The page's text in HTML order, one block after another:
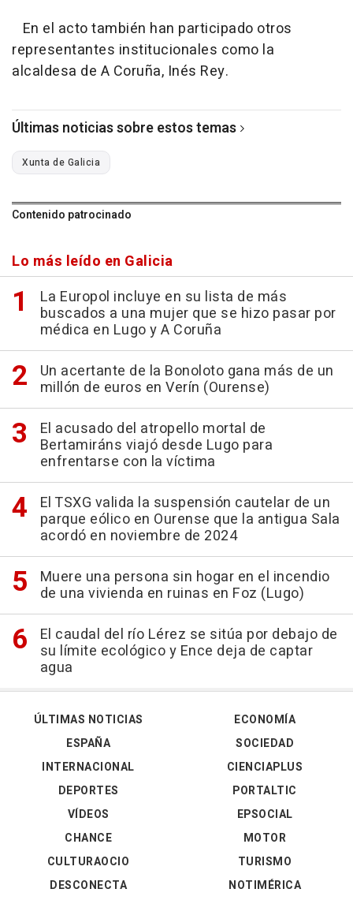
En el acto también han participado otros
representantes institucionales como la
alcaldesa de A Coruña, Inés Rey.
Últimas noticias sobre estos temas
Xunta de Galicia
Contenido patrocinado
Lo más leído en Galicia
La Europol incluye en su lista de más
buscados a una mujer que se hizo pasar por
médica en Lugo y A Coruña
Un acertante de la Bonoloto gana más de un
millón de euros en Verín (Ourense)
El acusado del atropello mortal de
Bertamiráns viajó desde Lugo para
enfrentarse con la víctima
El TSXG valida la suspensión cautelar de un
parque eólico en Ourense que la antigua Sala
acordó en noviembre de 2024
Muere una persona sin hogar en el incendio
de una vivienda en ruinas en Foz (Lugo)
El caudal del río Lérez se sitúa por debajo de
su límite ecológico y Ence deja de captar
agua
ÚLTIMAS NOTICIAS
ESPAÑA
INTERNACIONAL
DEPORTES
VÍDEOS
ECONOMÍA
SOCIEDAD
CIENCIAPLUS
PORTALTIC
EPSOCIAL
CHANCE
CULTURAOCIO
DESCONECTA
MOTOR
TURISMO
NOTIMÉRICA